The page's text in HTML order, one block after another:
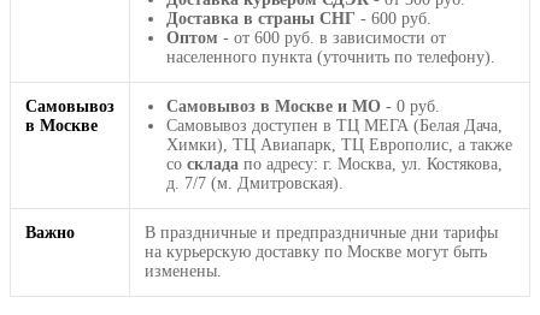
Доставка в страны СНГ - 600 руб.
Оптом - от 600 руб. в зависимости от
населенного пункта (уточнить по телефону).
Самовывоз
в Москве
Самовывоз в Москве и МО - 0 руб.
Самовывоз доступен в ТЦ МЕГА (Белая Дача,
Химки), ТЦ Авиапарк, ТЦ Европолис, а также
со склада по адресу: г. Москва, ул. Костякова,
д. 7/7 (м. Дмитровская).
Важно
В праздничные и предпраздничные дни тарифы
на курьерскую доставку по Москве могут быть
изменены.